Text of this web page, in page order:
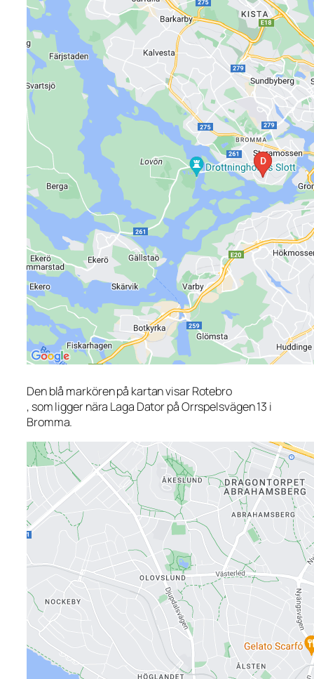
Den blå markören på kartan visar Rotebro
, som ligger nära Laga Dator på Orrspelsvägen 13 i
Bromma.